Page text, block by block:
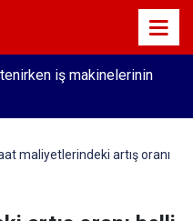
iş makinelerinin
maliyetlerindeki artış oranı